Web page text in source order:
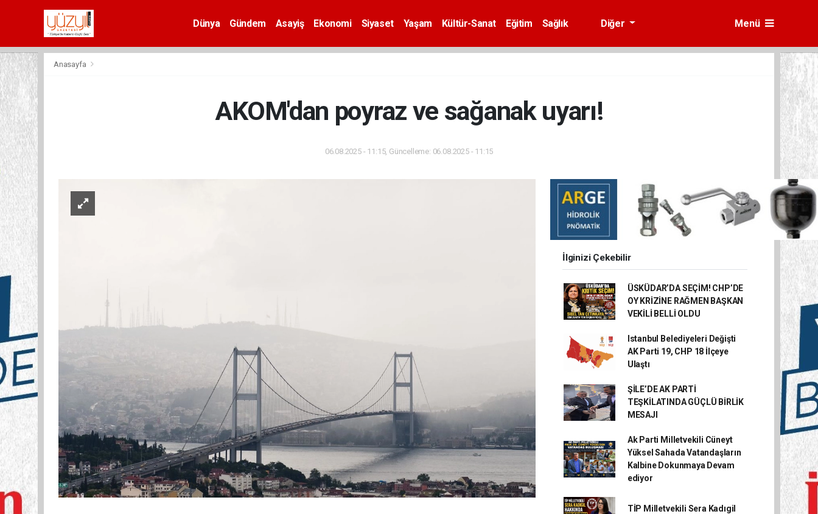
Dünya Gündem Asayiş Ekonomi Siyaset Yaşam Kültür-Sanat Eğitim
Sağlık
Diğer Menü
Anasayfa
AKOM'dan poyraz ve sağanak uyarı!
06.08.2025 - 11:15, Güncelleme: 06.08.2025 - 11:15
İlginizi Çekebilir
ÜSKÜDAR’DA SEÇİM! CHP’DE
OY KRİZİNE RAĞMEN BAŞKAN
VEKİLİ BELLİ OLDU
Istanbul Belediyeleri Değişti
AK Parti 19, CHP 18 İlçeye
Ulaştı
ŞİLE’DE AK PARTİ
TEŞKİLATINDA GÜÇLÜ BİRLİK
MESAJI
Ak Parti Milletvekili Cüneyt
Yüksel Sahada Vatandaşların
Kalbine Dokunmaya Devam
ediyor
TİP Milletvekili Sera Kadıgil